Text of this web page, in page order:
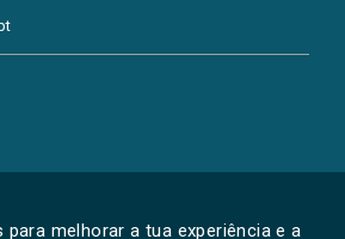
melhorar a tua experiência e a